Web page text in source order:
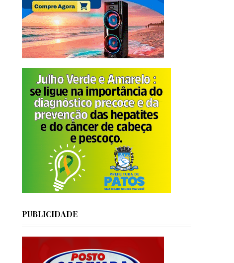
PUBLICIDADE